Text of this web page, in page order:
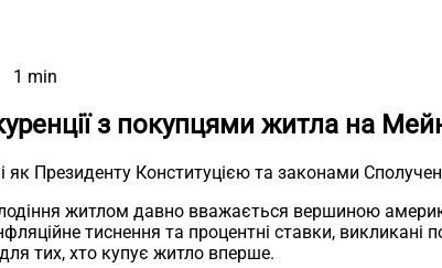
1 min
з покупцями житла на
як Президенту Конституцією та законами
житлом давно вважається вершиною
тиснення та процентні ставки,
тих, хто купує житло вперше.